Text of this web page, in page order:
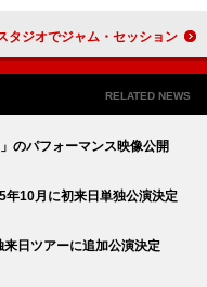
スティン・ビーバー、息子ジャックが見守る中スタジオでジャム・セッション
RELATED NEWS
のパフォーマンス映像公開
年10月に初来日単独公演決定
日ツアーに追加公演決定